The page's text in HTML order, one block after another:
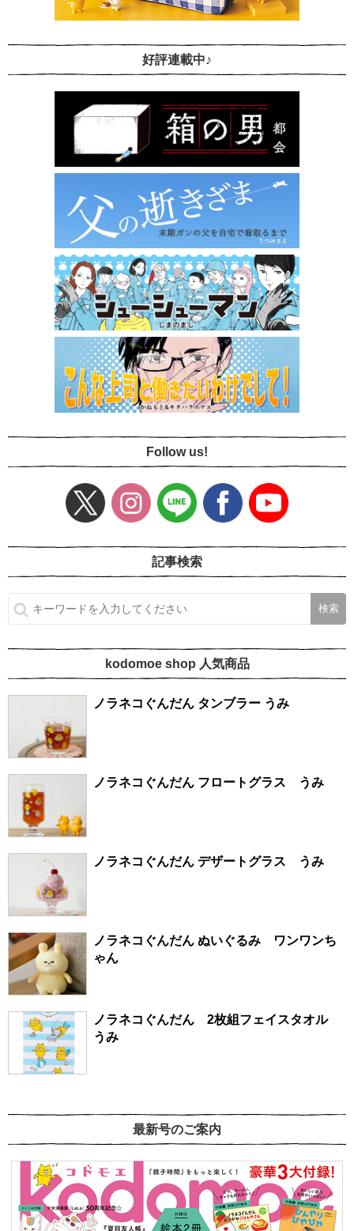
好評連載中♪
Follow us!
記事検索
kodomoe shop 人気商品
ノラネコぐんだん タンブラー うみ
ノラネコぐんだん フロートグラス うみ
ノラネコぐんだん デザートグラス うみ
ノラネコぐんだん ぬいぐるみ ワンワンち
ゃん
ノラネコぐんだん 2枚組フェイスタオル
うみ
最新号のご案内